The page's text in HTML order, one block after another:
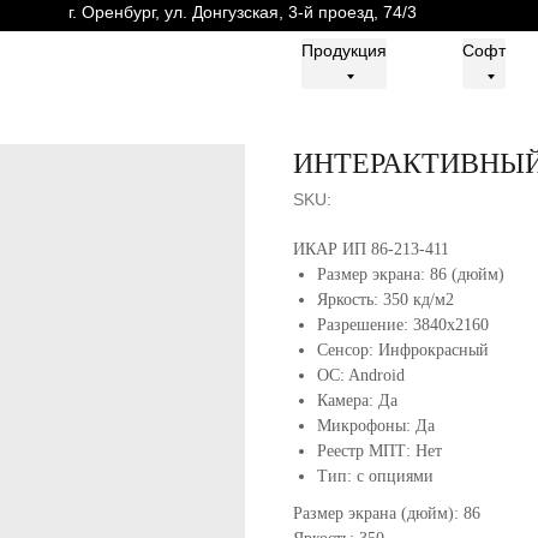
г. Оренбург, ул. Донгузская, 3-й проезд, 74/3
Продукция
Софт
г. Оренбург, ул. Донгузская, 3-й проезд, 74/3
Продукция
Софт
SKU:
ИКАР ИП 86-213-411
Размер экрана: 86 (дюйм)
Яркость: 350 кд/м2
Разрешение: 3840x2160
Сенсор: Инфрокрасный
OC: Android
Камера: Да
Микрофоны: Да
Реестр МПТ: Нет
Тип: с опциями
Размер экрана (дюйм): 86